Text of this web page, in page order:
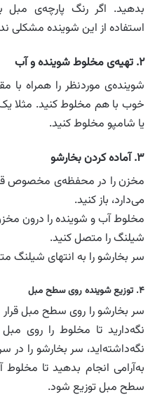
بدهید. اگر رنگ پارچه‌ی
استفاده از این شوینده مشکلی
۲. تهیه‌ی مخلوط شوینده و آب
شوینده‌ی موردنظر را همراه با
خوب با هم مخلوط کنید. مثلا یک
یا شامپو مخلوط کنید.
۳. آماده کردن بخارشو
مخزن را در محفظه‌ی مخصوص
می‌دارد، باز کنید.
مخلوط آب و شوینده را درون
شیلنگ را متصل کنید.
سر بخارشو را به انتهای شیلنگ
۴. توزیع شوینده روی سطح مبل
سر بخارشو را روی سطح مبل
نگه‌دارید تا مخلوط را روی
نگه‌داشته‌اید، سر بخارشو را در
به‌آرامی انجام بدهید تا
سطح مبل توزیع شود.